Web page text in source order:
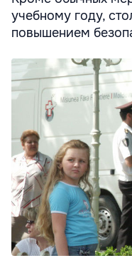
учебному году,
повышением